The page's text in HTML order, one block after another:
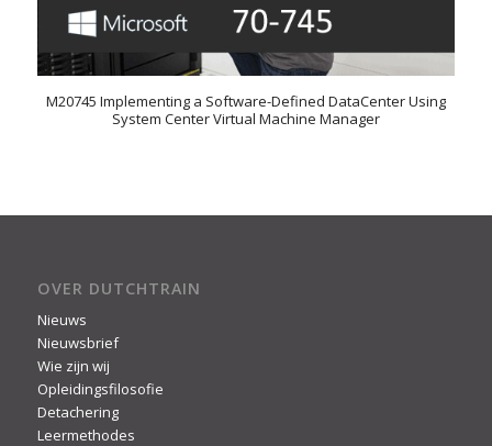
M20745 Implementing a Software-Defined DataCenter Using
System Center Virtual Machine Manager
OVER DUTCHTRAIN
Nieuws
Nieuwsbrief
Wie zijn wij
Opleidingsfilosofie
Detachering
Leermethodes